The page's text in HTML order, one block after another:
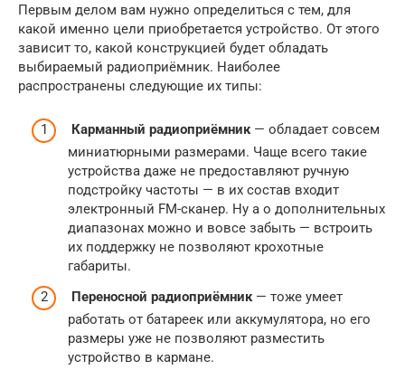
Первым делом вам нужно определиться с тем, для
какой именно цели приобретается устройство. От этого
зависит то, какой конструкцией будет обладать
выбираемый радиоприёмник. Наиболее
распространены следующие их типы:
Карманный радиоприёмник— обладает совсем
миниатюрными размерами. Чаще всего такие
устройства даже не предоставляют ручную
подстройку частоты — в их состав входит
электронный FM-сканер. Ну а о дополнительных
диапазонах можно и вовсе забыть — встроить
их поддержку не позволяют крохотные
габариты.
Переносной радиоприёмник— тоже умеет
работать от батареек или аккумулятора, но его
размеры уже не позволяют разместить
устройство в кармане.